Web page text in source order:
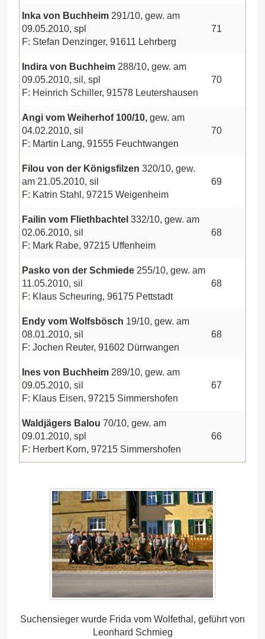
Inka von Buchheim 291/10, gew. am
09.05.2010, spl
F: Stefan Denzinger, 91611 Lehrberg
71
Indira von Buchheim 288/10, gew. am
09.05.2010, sil, spl
F: Heinrich Schiller, 91578 Leutershausen
70
Angi vom Weiherhof 100/10, gew. am
04.02.2010, sil
F: Martin Lang, 91555 Feuchtwangen
70
Filou von der Königsfilzen 320/10, gew.
am 21.05.2010, sil
F: Katrin Stahl, 97215 Weigenheim
69
Failin vom Fliethbachtel 332/10, gew. am
02.06.2010, sil
F: Mark Rabe, 97215 Uffenheim
68
Pasko von der Schmiede 255/10, gew. am
11.05.2010, sil
F: Klaus Scheuring, 96175 Pettstadt
68
Endy vom Wolfsbösch 19/10, gew. am
08.01.2010, sil
F: Jochen Reuter, 91602 Dürrwangen
68
Ines von Buchheim 289/10, gew. am
09.05.2010, sil
F: Klaus Eisen, 97215 Simmershofen
67
Waldjägers Balou 70/10, gew. am
09.01.2010, spl
F: Herbert Korn, 97215 Simmershofen
66
Suchensieger wurde Frida vom Wolfethal, geführt von
Leonhard Schmieg